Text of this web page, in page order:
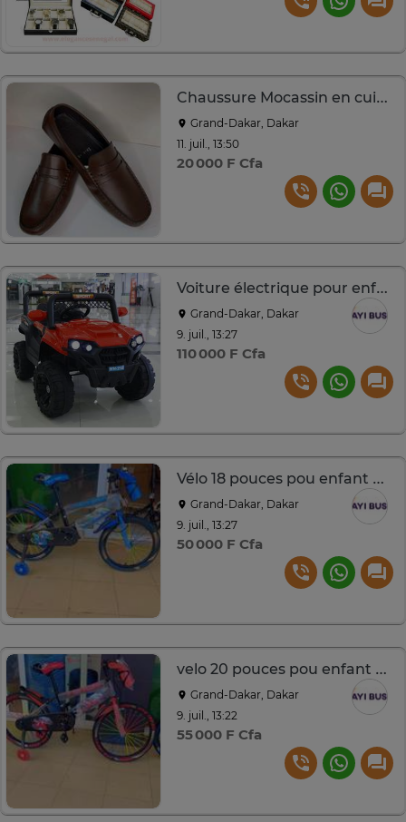
Chaussure Mocassin en cuir pour homme
Grand-Dakar, Dakar
11. juil., 13:50
20 000 F Cfa
Voiture électrique pour enfants
Grand-Dakar, Dakar
9. juil., 13:27
110 000 F Cfa
Vélo 18 pouces pou enfant de 5 à 9 ans
Grand-Dakar, Dakar
9. juil., 13:27
50 000 F Cfa
velo 20 pouces pou enfant de 7 à 12 ans
Grand-Dakar, Dakar
9. juil., 13:22
55 000 F Cfa